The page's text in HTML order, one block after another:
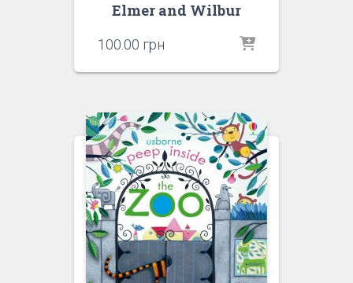
Elmer and Wilbur
100.00 грн